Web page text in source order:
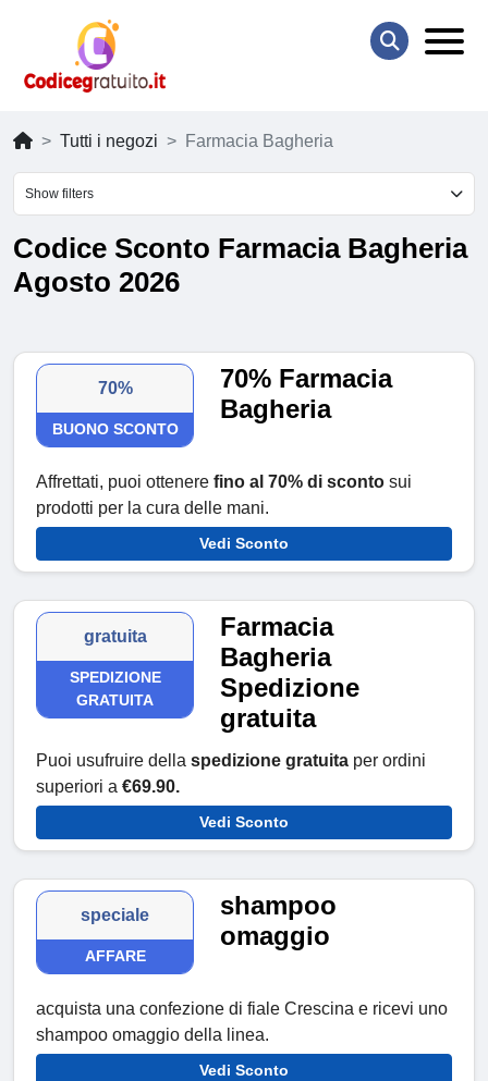
Tutti i negozi Farmacia Bagheria
Show filters
Codice Sconto Farmacia Bagheria
Agosto 2026
70%
BUONO SCONTO
70% Farmacia
Bagheria
Affrettati, puoi ottenere fino al 70% di sconto sui
prodotti per la cura delle mani.
Vedi Sconto
gratuita
SPEDIZIONE
GRATUITA
Farmacia
Bagheria
Spedizione
gratuita
Puoi usufruire della spedizione gratuita per ordini
superiori a €69.90.
Vedi Sconto
speciale
AFFARE
shampoo
omaggio
acquista una confezione di fiale Crescina e ricevi uno
shampoo omaggio della linea.
Vedi Sconto